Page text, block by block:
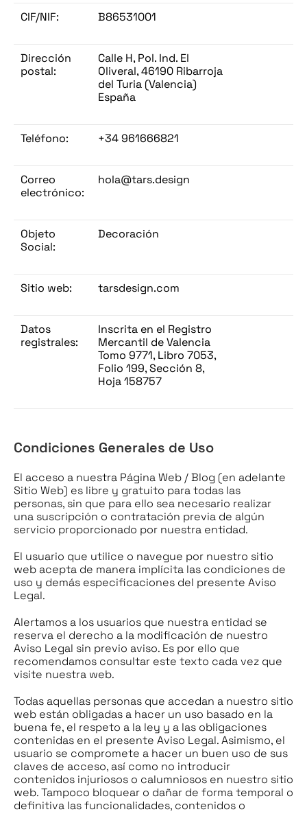
CIF/NIF: B86531001
Dirección
postal:
Calle H, Pol. Ind. El
Oliveral, 46190 Ribarroja
del Turia (Valencia)
España
Teléfono: +34 961666821
Correo
electrónico:
hola@tars.design
Objeto
Social:
Decoración
Sitio web: tarsdesign.com
Datos
registrales:
Inscrita en el Registro
Mercantil de Valencia
Tomo 9771, Libro 7053,
Folio 199, Sección 8,
Hoja 158757
Condiciones Generales de Uso
El acceso a nuestra Página Web / Blog (en adelante
Sitio Web) es libre y gratuito para todas las
personas, sin que para ello sea necesario realizar
una suscripción o contratación previa de algún
servicio proporcionado por nuestra entidad.
El usuario que utilice o navegue por nuestro sitio
web acepta de manera implícita las condiciones de
uso y demás especificaciones del presente Aviso
Legal.
Alertamos a los usuarios que nuestra entidad se
reserva el derecho a la modificación de nuestro
Aviso Legal sin previo aviso. Es por ello que
recomendamos consultar este texto cada vez que
visite nuestra web.
Todas aquellas personas que accedan a nuestro sitio
web están obligadas a hacer un uso basado en la
buena fe, el respeto a la ley y a las obligaciones
contenidas en el presente Aviso Legal. Asimismo, el
usuario se compromete a hacer un buen uso de sus
claves de acceso, así como no introducir
contenidos injuriosos o calumniosos en nuestro sitio
web. Tampoco bloquear o dañar de forma temporal o
definitiva las funcionalidades, contenidos o